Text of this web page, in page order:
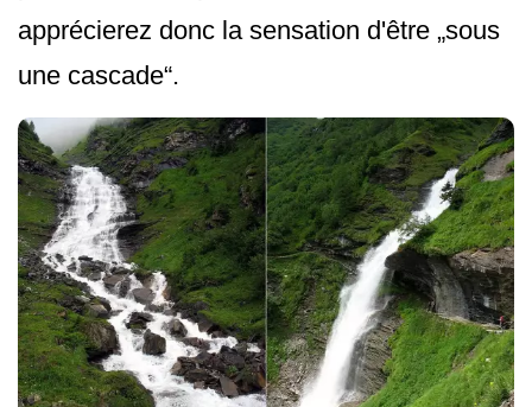
apprécierez donc la sensation d'être „sous
une cascade“.